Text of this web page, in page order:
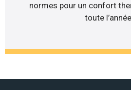
normes pour un confort
toute